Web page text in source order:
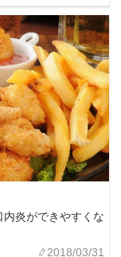
炎ができやすくな
2018/03/31